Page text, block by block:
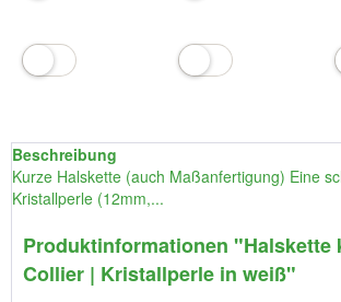
Beschreibung
Kurze Halskette (auch Maßanfertigung) Eine
Kristallperle (12mm,...
Produktinformationen "Halskette
Collier | Kristallperle in weiß"